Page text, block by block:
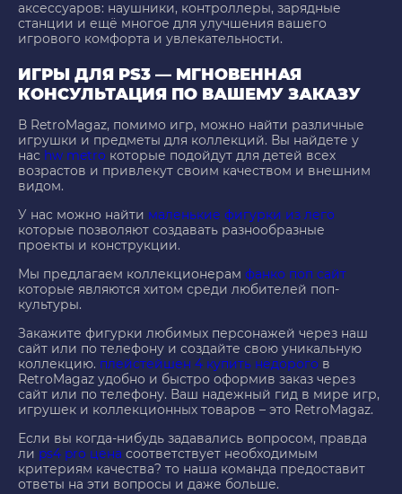
аксессуаров: наушники, контроллеры, зарядные
станции и ещё многое для улучшения вашего
игрового комфорта и увлекательности.
ИГРЫ ДЛЯ PS3 — МГНОВЕННАЯ
КОНСУЛЬТАЦИЯ ПО ВАШЕМУ ЗАКАЗУ
В RetroMagaz, помимо игр, можно найти различные
игрушки и предметы для коллекций. Вы найдете у
нас hw metro которые подойдут для детей всех
возрастов и привлекут своим качеством и внешним
видом.
У нас можно найти маленькие фигурки из лего
которые позволяют создавать разнообразные
проекты и конструкции.
Мы предлагаем коллекционерам фанко поп сайт
которые являются хитом среди любителей поп-
культуры.
Закажите фигурки любимых персонажей через наш
сайт или по телефону и создайте свою уникальную
коллекцию. плейстейшен 4 купить недорого в
RetroMagaz удобно и быстро оформив заказ через
сайт или по телефону. Ваш надежный гид в мире игр,
игрушек и коллекционных товаров – это RetroMagaz.
Если вы когда-нибудь задавались вопросом, правда
ли ps4 pro цена соответствует необходимым
критериям качества? то наша команда предоставит
ответы на эти вопросы и даже больше.